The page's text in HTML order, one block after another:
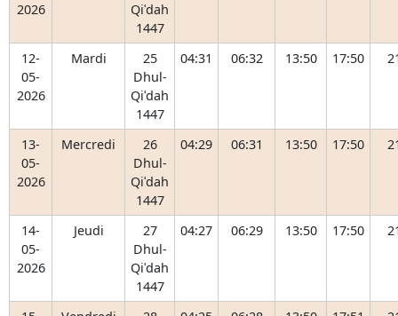
2026
Qiʿdah
1447
12-
05-
2026
Mardi
25
Dhul-
Qiʿdah
1447
04:31 06:32 13:50 17:50
13-
05-
2026
Mercredi
26
Dhul-
Qiʿdah
1447
04:29 06:31 13:50 17:50
14-
05-
2026
Jeudi
27
Dhul-
Qiʿdah
1447
04:27 06:29 13:50 17:50